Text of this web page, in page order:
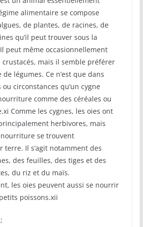
alimentaire se compose
de plantes, de racines, de
qu’il peut trouver sous la
peut même occasionnellement
mais il semble préférer
légumes. Ce n’est que dans
circonstances qu’un cygne
comme des céréales ou
Comme les cygnes, les oies ont
herbivores, mais
se trouvent
terre. Il s’agit notamment des
des feuilles, des tiges et des
du riz et du maïs.
les oies peuvent aussi se nourrir
poissons.xii